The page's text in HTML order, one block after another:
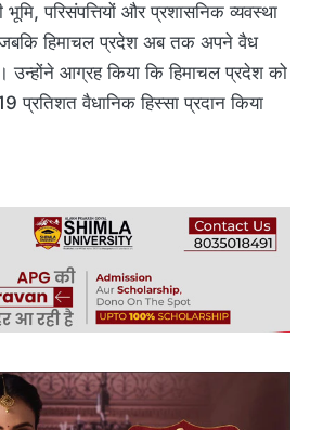
भूमि, परिसंपत्तियों और प्रशासनिक व्यवस्था
हिमाचल प्रदेश अब तक अपने वैध
उन्होंने आग्रह किया कि हिमाचल प्रदेश को
प्रतिशत वैधानिक हिस्सा प्रदान किया